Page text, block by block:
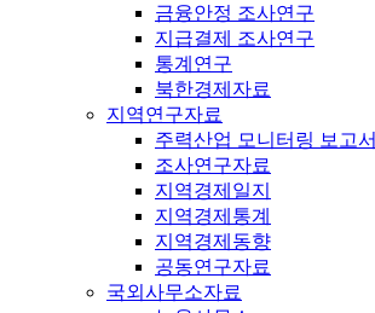
금융안정 조사연구
지급결제 조사연구
통계연구
북한경제자료
지역연구자료
주력산업 모니터링 보고서
조사연구자료
지역경제일지
지역경제통계
지역경제동향
공동연구자료
국외사무소자료